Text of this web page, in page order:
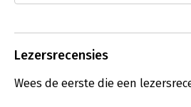
van ‘Handboek stress te lijf’ van Jan
dat allemaal niet. Dan ontstaat
ongezonde stress en tenslotte een
gaat over het voorkomen van te
Lezersrecensies
Wees de eerste die een